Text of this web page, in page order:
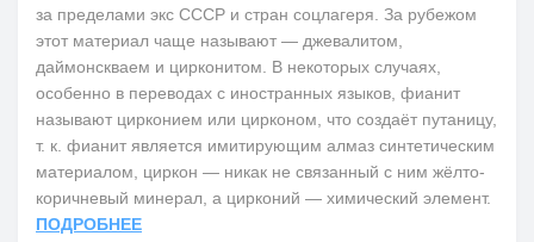
за пределами экс СССР и стран соцлагеря. За рубежом
этот материал чаще называют — джевалитом,
даймонскваем и цирконитом. В некоторых случаях,
особенно в переводах с иностранных языков, фианит
называют цирконием или цирконом, что создаёт путаницу,
т. к. фианит является имитирующим алмаз синтетическим
материалом, циркон — никак не связанный с ним жёлто-
коричневый минерал, а цирконий — химический элемент.
ПОДРОБНЕЕ